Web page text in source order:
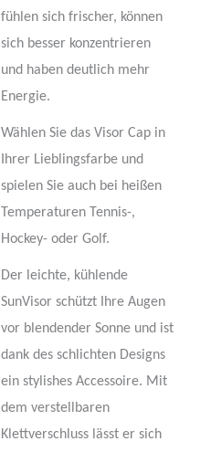
fühlen sich frischer, können
sich besser konzentrieren
und haben deutlich mehr
Energie.
Wählen Sie das Visor Cap in
Ihrer Lieblingsfarbe und
spielen Sie auch bei heißen
Temperaturen Tennis-,
Hockey- oder Golf.
Der leichte, kühlende
SunVisor schützt Ihre Augen
vor blendender Sonne und ist
dank des schlichten Designs
ein stylishes Accessoire. Mit
dem verstellbaren
Klettverschluss lässt er sich